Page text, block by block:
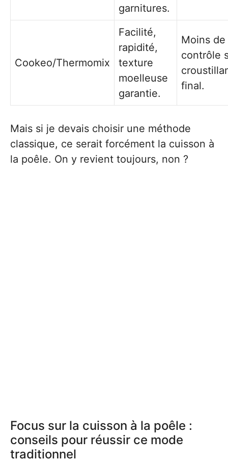
garnitures.
Cookeo/Thermomix
Facilité,
rapidité,
texture
moelleuse
garantie.
Moins de
contrôle
final.
Mais si je devais choisir une méthode
classique, ce serait forcément la cuisson à
la poêle. On y revient toujours, non ?
Focus sur la cuisson à la poêle :
conseils pour réussir ce mode
traditionnel